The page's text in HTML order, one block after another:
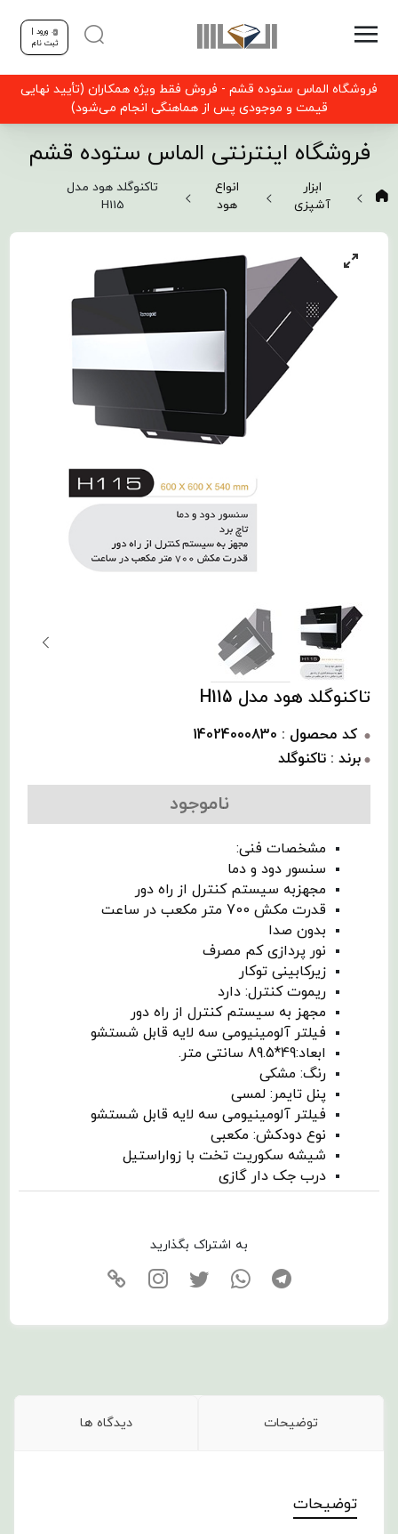
ورود |
ثبت نام
فروشگاه الماس ستوده قشم - فروش فقط ویژه همکاران (تأیید نهایی
قیمت و موجودی پس از هماهنگی انجام می‌شود)
فروشگاه اینترنتی الماس ستوده قشم
ابزار
آشپزی
انواع
هود
تاکنوگلد هود مدل
H115
تاکنوگلد هود مدل H115
کد محصول : 14024000830
برند : تاکنوگلد
ناموجود
مشخصات فنی:
سنسور دود و دما
مجهزبه سیستم کنترل از راه دور
قدرت مکش 700 متر مکعب در ساعت
بدون صدا
نور پردازی کم مصرف
زیرکابینی توکار
ریموت کنترل: دارد
مجهز به سیستم کنترل از راه دور
فیلتر آلومینیومی سه لایه قابل شستشو
ابعاد:49*89.5 سانتی متر.
رنگ: مشکی
پنل تایمر: لمسی
فیلتر آلومینیومی سه لایه قابل شستشو
نوع دودکش: مکعبی
شیشه سکوریت تخت با زواراستیل
درب جک دار گازی
به اشتراک بگذارید
توضیحات دیدگاه ها
توضیحات